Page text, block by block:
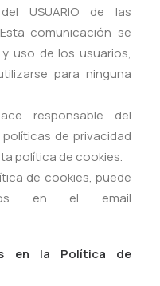
USUARIO de las
comunicación se
uso de los usuarios,
para ninguna
responsable del
de privacidad
política de cookies.
de cookies, puede
en el email
en la Política de